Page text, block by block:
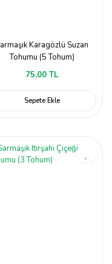
Karagözlü Suzan
Tohumu (5 Tohum)
75,00 TL
Sepete Ekle